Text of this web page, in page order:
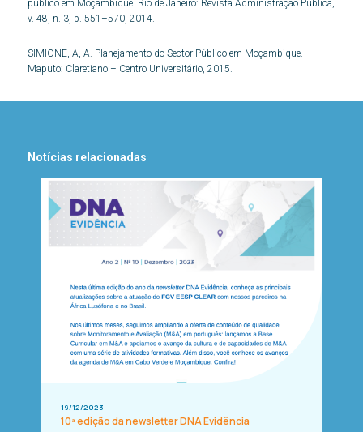
público em Moçambique. Rio de Janeiro: Revista Administração Pública,
v. 48, n. 3, p. 551–570, 2014.
SIMIONE, A, A. Planejamento do Sector Público em Moçambique.
Maputo: Claretiano – Centro Universitário, 2015.
Notícias relacionadas
19/12/2023
10ª edição da newsletter DNA Evidência